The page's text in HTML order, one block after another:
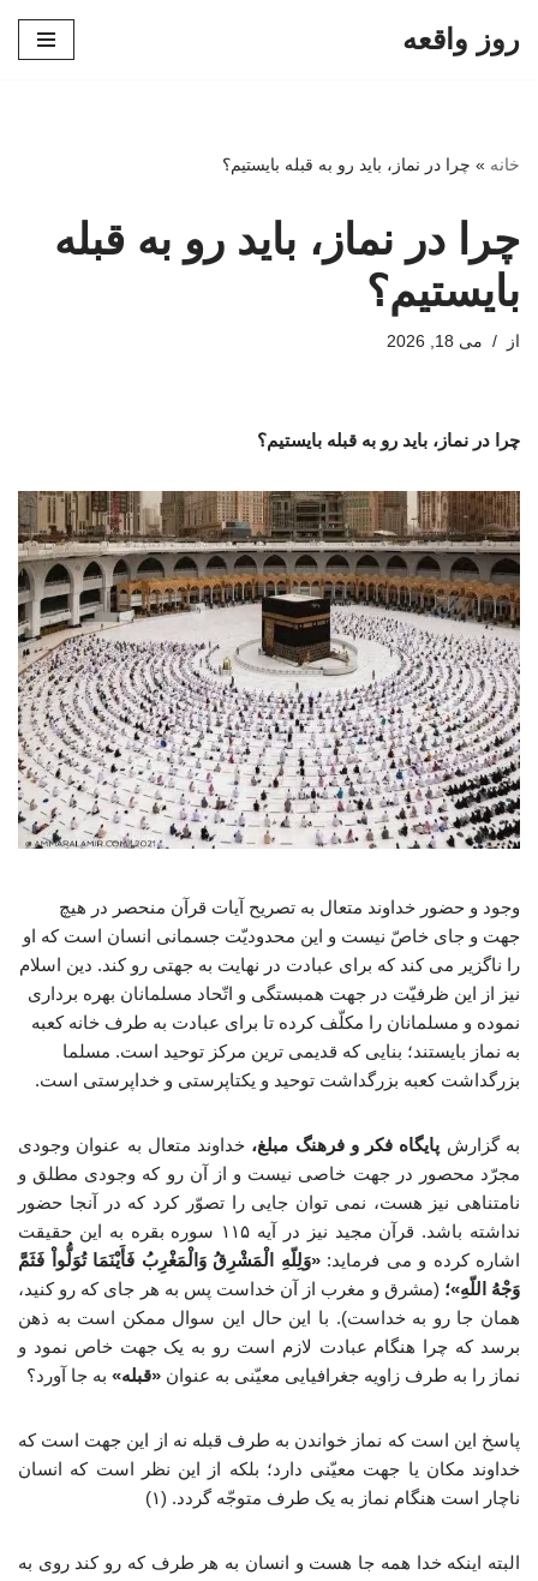
روز واقعه
خانه » چرا در نماز، باید رو به قبله بایستیم؟
چرا در نماز، باید رو به قبله
بایستیم؟
از می 18, 2026
چرا در نماز، باید رو به قبله بایستیم؟
وجود و حضور خداوند متعال به تصریح آیات قرآن منحصر در هیچ
جهت و جای خاصّ نیست و این محدودیّت جسمانی انسان است که او
را ناگزیر می کند که برای عبادت در نهایت به جهتی رو کند. دین اسلام
نیز از این ظرفیّت در جهت همبستگی و اتّحاد مسلمانان بهره برداری
نموده و مسلمانان را مکلّف کرده تا برای عبادت به طرف خانه کعبه
به نماز بایستند؛ بنایی که قدیمی ترین مرکز توحید است. مسلما
بزرگداشت کعبه بزرگداشت توحید و یکتاپرستی و خداپرستی است.
به گزارش پایگاه فکر و فرهنگ مبلغ، خداوند متعال به عنوان وجودی
مجرّد محصور در جهت خاصی نیست و از آن رو که وجودی مطلق و
نامتناهی نیز هست، نمی توان جایی را تصوّر کرد که در آنجا حضور
نداشته باشد. قرآن مجید نیز در آیه ۱۱۵ سوره بقره به این حقیقت
اشاره کرده و می فرماید:«وَلِلّهِ الْمَشْرِقُ وَالْمَغْرِبُ فَأَیْنَمَا تُوَلُّواْ فَثَمَّ
وَجْهُ اللّهِ»؛ (مشرق و مغرب از آن خداست پس به هر جای که رو کنید،
همان جا رو به خداست). با این حال این سوال ممکن است به ذهن
برسد که چرا هنگام عبادت لازم است رو به یک جهت خاص نمود و
نماز را به طرف زاویه جغرافیایی معیّنی به عنوان «قبله» به جا آورد؟
پاسخ این است که نماز خواندن به طرف قبله نه از این جهت است که
خداوند مکان یا جهت معیّنی دارد؛ بلکه از این نظر است که انسان
ناچار است هنگام نماز به یک طرف متوجّه گردد. (۱)
البته اینکه خدا همه جا هست و انسان به هر طرف که رو کند روی به